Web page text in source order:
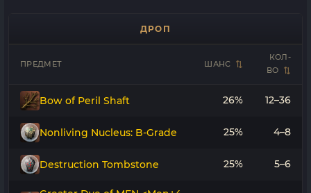
ДРОП
ПРЕДМЕТ ШАНС
КОЛ-
ВО
Bow of Peril Shaft 26% 12–36
Nonliving Nucleus: B-Grade 25% 4–8
Destruction Tombstone 25% 5–6